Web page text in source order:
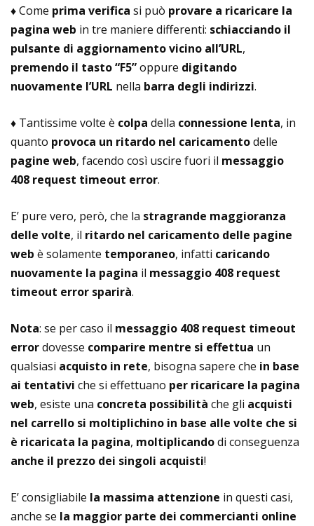
♦ Come prima verifica si può provare a ricaricare la
pagina web in tre maniere differenti: schiacciando il
pulsante di aggiornamento vicino all’URL,
premendo il tasto “F5”oppure digitando
nuovamente l’URL nella barra degli indirizzi.
♦ Tantissime volte è colpa della connessione lenta, in
quanto provoca un ritardo nel caricamentodelle
pagine web, facendo così uscire fuori il messaggio
408 request timeout error.
E’ pure vero, però, che la stragrande maggioranza
delle volte, il ritardo nel caricamento delle pagine
web è solamente temporaneo, infatti caricando
nuovamente la pagina il messaggio 408 request
timeout error sparirà.
Nota: se per caso il messaggio 408 request timeout
errordovesse comparire mentre si effettua un
qualsiasi acquisto in rete, bisogna sapere che in base
ai tentativi che si effettuano per ricaricare la pagina
web, esiste una concreta possibilità che gli acquisti
nel carrello si moltiplichino in base alle volte che si
è ricaricata la pagina, moltiplicandodi conseguenza
anche il prezzo dei singoli acquisti!
E’ consigliabile la massima attenzione in questi casi,
anche se la maggior parte dei commercianti online